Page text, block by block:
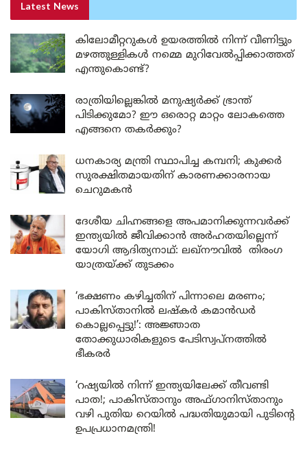
Latest News
കിലോമീറ്ററുകൾ ഉയരത്തിൽ നിന്ന് വീണിട്ടും
മഴത്തുള്ളികൾ നമ്മെ മുറിവേൽപ്പിക്കാത്തത്
എന്തുകൊണ്ട്?
രാത്രിയില്ലെങ്കിൽ മനുഷ്യർക്ക് ഭ്രാന്ത്
പിടിക്കുമോ? ഈ ഒരൊറ്റ മാറ്റം ലോകത്തെ
എങ്ങനെ തകർക്കും?
ധനകാര്യ മന്ത്രി സ്ഥാപിച്ച കമ്പനി; കുക്കർ
സുരക്ഷിതമായതിന് കാരണക്കാരനായ
ചെറുമകൻ
ദേശീയ ചിഹ്നങ്ങളെ അപമാനിക്കുന്നവർക്ക്
ഇന്ത്യയിൽ ജീവിക്കാൻ അർഹതയില്ലെന്ന്
യോഗി ആദിത്യനാഥ്: ലഖ്‌നൗവിൽ തിരംഗ
യാത്രയ്ക്ക് തുടക്കം
‘ഭക്ഷണം കഴിച്ചതിന് പിന്നാലെ മരണം;
പാകിസ്താനിൽ ലഷ്കർ കമാൻഡർ
കൊല്ലപ്പെട്ടു!’: അജ്ഞാത
തോക്കുധാരികളുടെ പേടിസ്വപ്നത്തിൽ
ഭീകരർ
‘റഷ്യയിൽ നിന്ന് ഇന്ത്യയിലേക്ക് തീവണ്ടി
പാത!; പാകിസ്താനും അഫ്ഗാനിസ്താനും
വഴി പുതിയ റെയിൽ പദ്ധതിയുമായി പുടിന്റെ
ഉപപ്രധാനമന്ത്രി!